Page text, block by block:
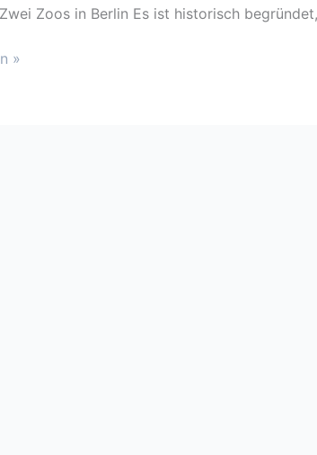
Zoos in Berlin Es ist historisch
»